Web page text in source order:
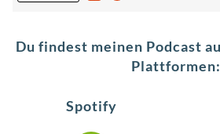
Du findest meinen Podcast
Plattformen:
Spotify